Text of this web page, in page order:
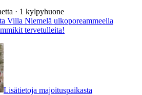
· 1 kylpyhuone
Villa Niemelä ulkoporeammeella
tervetulleita!
Lisätietoja majoituspaikasta